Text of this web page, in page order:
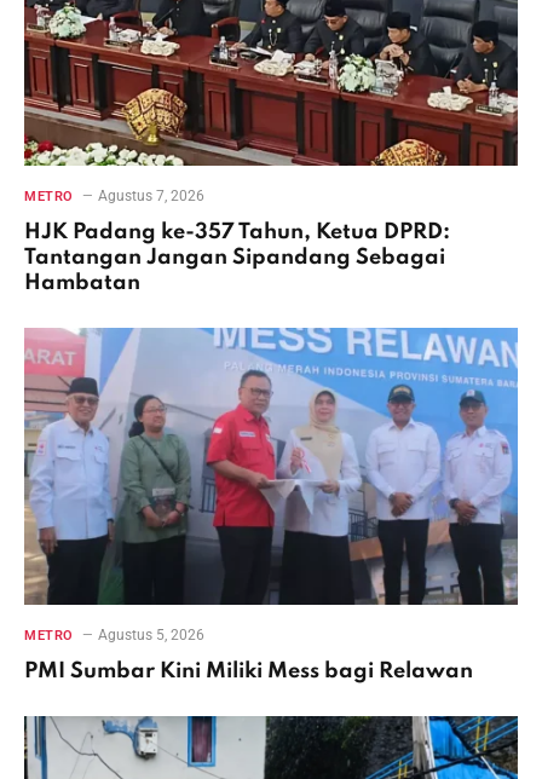
METRO Agustus 7, 2026
HJK Padang ke-357 Tahun, Ketua DPRD:
Tantangan Jangan Sipandang Sebagai
Hambatan
METRO Agustus 5, 2026
PMI Sumbar Kini Miliki Mess bagi Relawan